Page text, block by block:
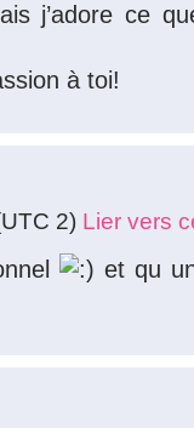
j’adore ce
à toi!
2) Lier vers
et qu